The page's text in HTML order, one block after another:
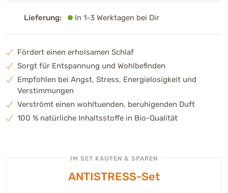
Fördert einen erholsamen Schlaf
Sorgt für Entspannung und Wohlbefinden
Empfohlen bei Angst, Stress, Energielosigkeit und
Verstimmungen
Verströmt einen wohltuenden, beruhigenden Duft
100 % natürliche Inhaltsstoffe in Bio-Qualität
Lieferung: In 1-3 Werktagen bei Dir
IM SET KAUFEN & SPAREN
ANTISTRESS-Set